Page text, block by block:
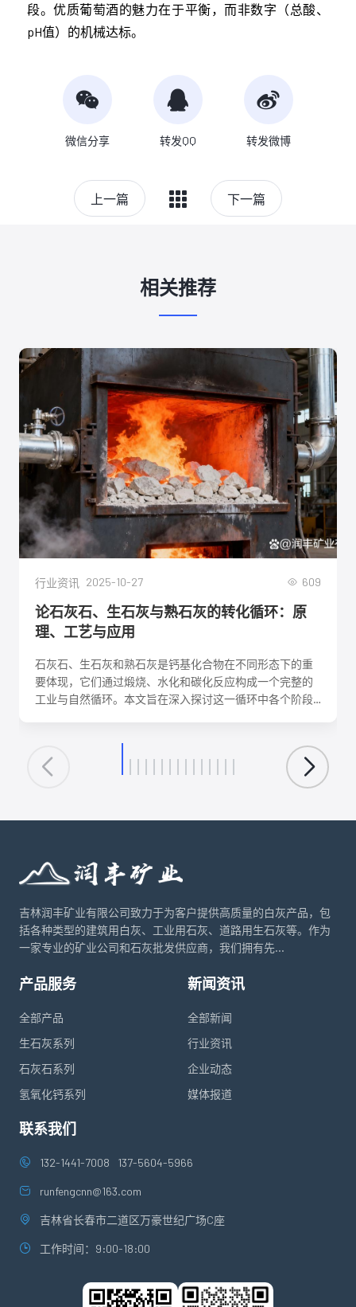
段。优质葡萄酒的魅力在于平衡，而非数字（总酸、
pH值）的机械达标。
微信分享 转发QQ 转发微博
上一篇 下一篇
相关推荐
行业资讯 2025-10-27 609
论石灰石、生石灰与熟石灰的转化循环：原
理、工艺与应用
石灰石、生石灰和熟石灰是钙基化合物在不同形态下的重
要体现，它们通过煅烧、水化和碳化反应构成一个完整的
工业与自然循环。本文旨在深入探讨这一循环中各个阶段
优化生产工艺、降低能耗、实现资源可持续利用具有重要
意义。
吉林润丰矿业有限公司致力于为客户提供高质量的白灰产品，包
括各种类型的建筑用白灰、工业用石灰、道路用生石灰等。作为
一家专业的矿业公司和石灰批发供应商，我们拥有先...
产品服务
全部产品
生石灰系列
石灰石系列
氢氧化钙系列
新闻资讯
全部新闻
行业资讯
企业动态
媒体报道
联系我们
132-1441-7008 137-5604-5966
runfengcnn@163.com
吉林省长春市二道区万豪世纪广场C座
工作时间：9:00-18:00